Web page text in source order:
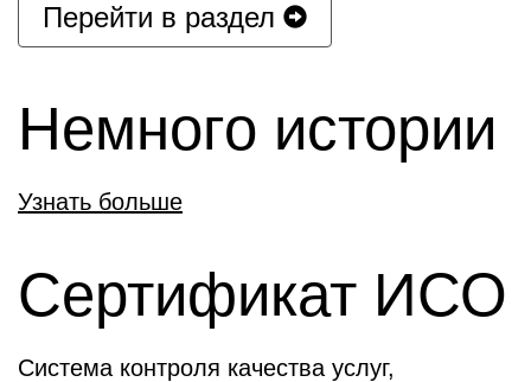
Перейти в раздел
Немного истории
Узнать больше
Сертификат ИСО
Система контроля качества услуг,